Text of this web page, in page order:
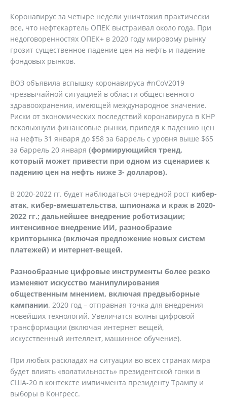
Коронавирус за четыре недели уничтожил практически
все, что нефтекартель ОПЕК выстраивал около года. При
недоговоренностях ОПЕК+ в 2020 году мировому рынку
грозит существенное падение цен на нефть и падение
фондовых рынков.
ВОЗ объявила вспышку коронавируса #nCoV2019
чрезвычайной ситуацией в области общественного
здравоохранения, имеющей международное значение.
Риски от экономических последствий коронавируса в КНР
всколыхнули финансовые рынки, приведя к падению цен
на нефть 31 января до $58 за баррель с уровня выше $65
за баррель 20 января (формирующийся тренд,
который может привести при одном из сценариев к
падению цен на нефть ниже 3- долларов).
В 2020-2022 гг. будет наблюдаться очередной рост кибер-
атак, кибер-вмешательства, шпионажа и краж в 2020-
2022 гг.; дальнейшее внедрение роботизации;
интенсивное внедрение ИИ, разнообразие
крипторынка (включая предложение новых систем
платежей) и интернет-вещей.
Разнообразные цифровые инструменты более резко
изменяют искусство манипулирования
общественным мнением, включая предвыборные
кампании. 2020 год – отправная точка для внедрения
новейших технологий. Увеличатся волны цифровой
трансформации (включая интернет вещей,
искусственный интеллект, машинное обучение).
При любых раскладах на ситуации во всех странах мира
будет влиять «волатильность» президентской гонки в
США-20 в контексте импичмента президенту Трампу и
выборы в Конгресс.